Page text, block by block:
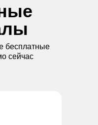
бесплатные
сейчас